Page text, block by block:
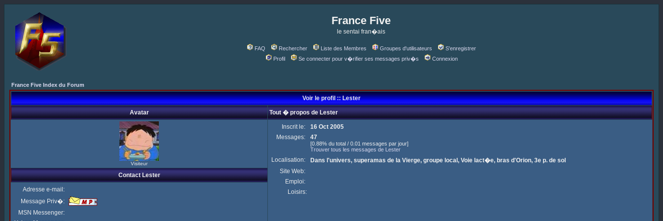
France Five
le sentai fran�ais
FAQ Rechercher Liste des Membres Groupes d'utilisateurs
S'enregistrer
Profil
Se connecter pour v�rifier ses messages priv�s Connexion
France Five Index du Forum
Voir le profil :: Lester
Avatar Tout � propos de Lester
Visiteur
Inscrit le:
16 Oct 2005
Messages:
47
[0.88% du total / 0.01 messages par jour]
Trouver tous les messages de Lester
Localisation:
Dans l'univers, superamas de la Vierge, groupe local, Voie lact�e, bras d'Orion, 3e p. de sol
Site Web:
Emploi:
Loisirs:
Contact Lester
Adresse e-mail:
Message Priv�:
MSN Messenger: